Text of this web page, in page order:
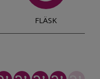
FLÄSK